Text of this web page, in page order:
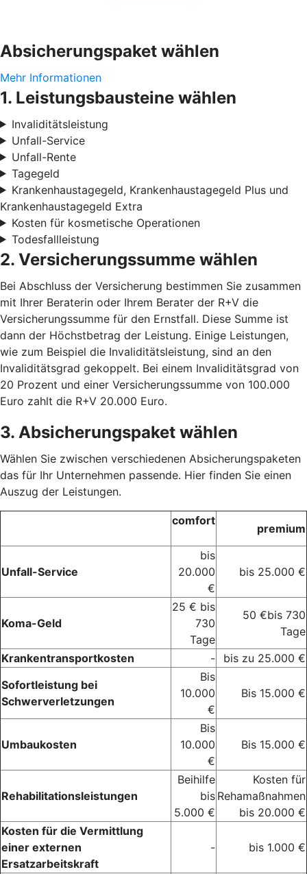
Absicherungspaket wählen
Mehr Informationen
1. Leistungsbausteine wählen
Invaliditätsleistung
Unfall-Service
Unfall-Rente
Tagegeld
Krankenhaustagegeld, Krankenhaustagegeld Plus und
Krankenhaustagegeld Extra
Kosten für kosmetische Operationen
Todesfallleistung
2. Versicherungssumme wählen
Bei Abschluss der Versicherung bestimmen Sie zusammen
mit Ihrer Beraterin oder Ihrem Berater der R+V die
Versicherungssumme für den Ernstfall. Diese Summe ist
dann der Höchstbetrag der Leistung. Einige Leistungen,
wie zum Beispiel die Invaliditätsleistung, sind an den
Invaliditätsgrad gekoppelt. Bei einem Invaliditätsgrad von
20 Prozent und einer Versicherungssumme von 100.000
Euro zahlt die R+V 20.000 Euro.
3. Absicherungspaket wählen
Wählen Sie zwischen verschiedenen Absicherungspaketen
das für Ihr Unternehmen passende. Hier finden Sie einen
Auszug der Leistungen.
comfort
premium
Unfall-Service
bis
20.000
€
bis 25.000 €
Koma-Geld
25 € bis
730
Tage
50 €bis 730
Tage
Krankentransportkosten
-
bis zu 25.000 €
Sofortleistung bei
Schwerverletzungen
Bis
10.000
€
Bis 15.000 €
Umbaukosten
Bis
10.000
€
Bis 15.000 €
Rehabilitationsleistungen
Beihilfe
bis
5.000 €
Kosten für
Rehamaßnahmen
bis 20.000 €
Kosten für die Vermittlung
einer externen
Ersatzarbeitskraft
- bis 1.000 €